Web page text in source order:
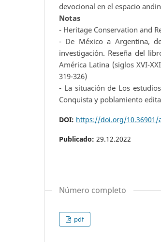
devocional en el espacio
Notas
- Heritage Conservation and
- De México a Argentina,
investigación. Reseña del
América Latina (siglos XVI-
319-326)
- La situación de Los
Conquista y poblamiento
DOI: https://doi.org/10.36901/
Publicado: 29.12.2022
Número completo
pdf